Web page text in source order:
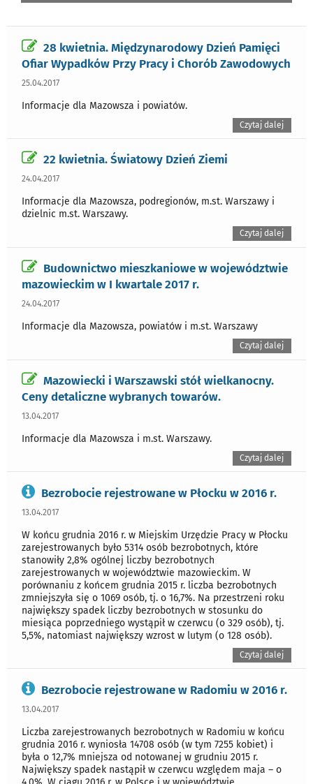
28 kwietnia. Międzynarodowy Dzień Pamięci
Ofiar Wypadków Przy Pracy i Chorób Zawodowych
25.04.2017
Informacje dla Mazowsza i powiatów.
Czytaj dalej
22 kwietnia. Światowy Dzień Ziemi
24.04.2017
Informacje dla Mazowsza, podregionów, m.st. Warszawy i
dzielnic m.st. Warszawy.
Czytaj dalej
Budownictwo mieszkaniowe w województwie
mazowieckim w I kwartale 2017 r.
24.04.2017
Informacje dla Mazowsza, powiatów i m.st. Warszawy
Czytaj dalej
Mazowiecki i Warszawski stół wielkanocny.
Ceny detaliczne wybranych towarów.
13.04.2017
Informacje dla Mazowsza i m.st. Warszawy.
Czytaj dalej
Bezrobocie rejestrowane w Płocku w 2016 r.
13.04.2017
W końcu grudnia 2016 r. w Miejskim Urzędzie Pracy w Płocku
zarejestrowanych było 5314 osób bezrobotnych, które
stanowiły 2,8% ogólnej liczby bezrobotnych
zarejestrowanych w województwie mazowieckim. W
porównaniu z końcem grudnia 2015 r. liczba bezrobotnych
zmniejszyła się o 1069 osób, tj. o 16,7%. Na przestrzeni roku
największy spadek liczby bezrobotnych w stosunku do
miesiąca poprzedniego wystąpił w czerwcu (o 329 osób), tj.
5,5%, natomiast największy wzrost w lutym (o 128 osób).
Czytaj dalej
Bezrobocie rejestrowane w Radomiu w 2016 r.
13.04.2017
Liczba zarejestrowanych bezrobotnych w Radomiu w końcu
grudnia 2016 r. wyniosła 14708 osób (w tym 7255 kobiet) i
była o 12,7% mniejsza od notowanej w grudniu 2015 r.
Największy spadek nastąpił w czerwcu względem maja – o